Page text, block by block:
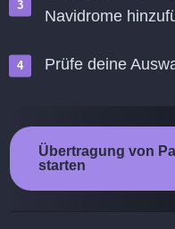
Navidrome
Prüfe deine
Übertragung von
starten